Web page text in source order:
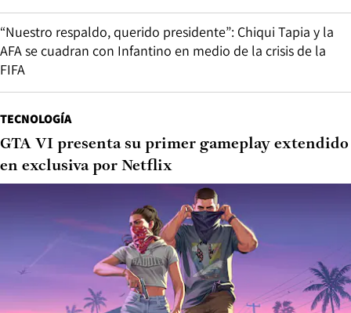
“Nuestro respaldo, querido presidente”: Chiqui Tapia y la
AFA se cuadran con Infantino en medio de la crisis de la
FIFA
TECNOLOGÍA
GTA VI presenta su primer gameplay extendido
en exclusiva por Netflix